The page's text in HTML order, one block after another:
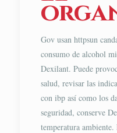
Gov usan httpsun
consumo de alcohol
Dexilant. Puede
salud, revisar las
con ibp así como los
seguridad, conserve
temperatura